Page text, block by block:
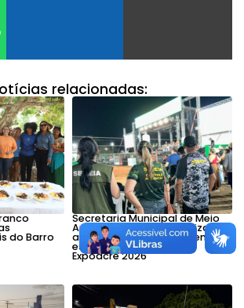
relacionadas:
do Barro
Secretaria Municipal de Meio
Ambiente reforça fiscalização
ambiental e ações de bem-
estar animal durante a
Expoacre 2026